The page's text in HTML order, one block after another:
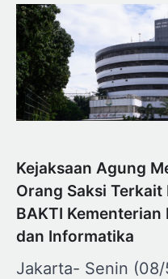
Kejaksaan Agung
Orang Saksi Terkait
BAKTI Kementerian
dan Informatika
Jakarta- Senin